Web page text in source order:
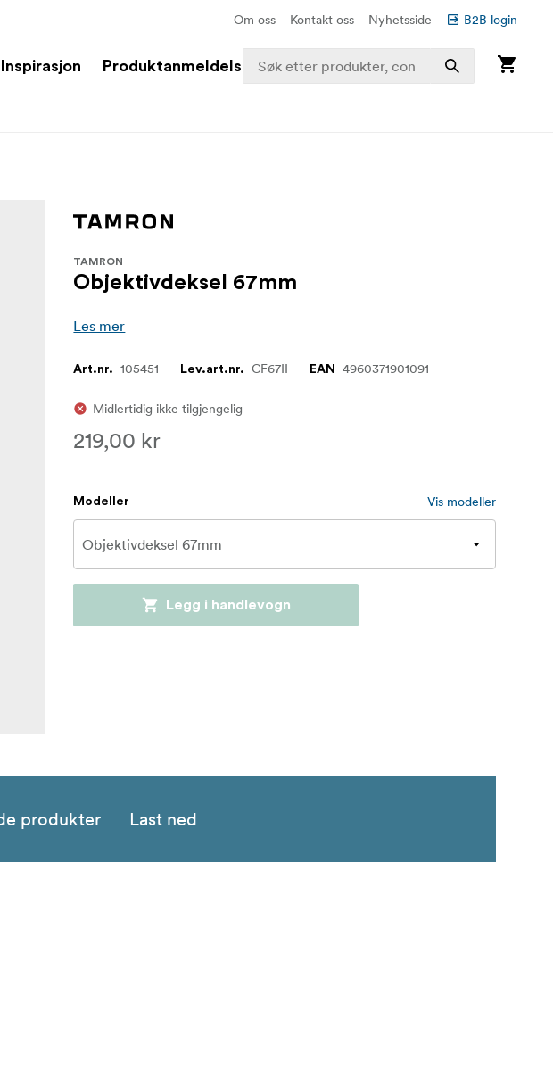
Om oss Kontakt oss Nyhetsside B2B login
Inspirasjon Produktanmeldelser
TAMRON
Objektivdeksel 67mm
Les mer
Art.nr. 105451 Lev.art.nr. CF67II EAN 4960371901091
Midlertidig ikke tilgjengelig
219,00 kr
Modeller Vis modeller
Legg i handlevogn
produkter Last ned